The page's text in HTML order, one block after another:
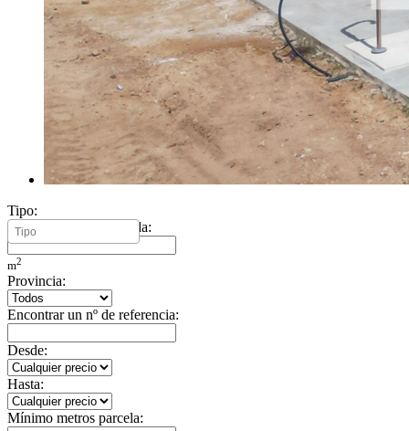
Tipo:
Mínimo metros vivienda:
m2
Provincia:
Encontrar un nº de referencia:
Desde:
Hasta:
Mínimo metros parcela: